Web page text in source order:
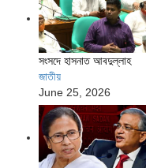
সংসদে হাসনাত আবদুল্লাহ
জাতীয়
June 25, 2026